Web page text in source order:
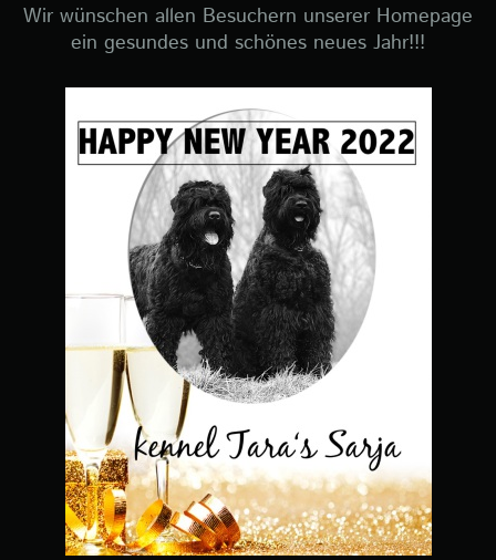
Wir wünschen allen Besuchern unserer Homepage
ein gesundes und schönes neues Jahr!!!